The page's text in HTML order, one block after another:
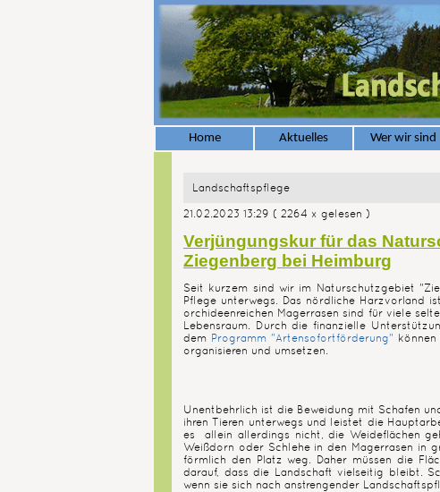
Home Aktuelles Wer wir sind
Landschaftspflege
21.02.2023 13:29 ( 2264 x gelesen )
Verjüngungskur für das
Ziegenberg bei Heimburg
Seit kurzem sind wir im Naturschutzgebiet
Pflege unterwegs. Das nördliche Harzvorland
orchideenreichen Magerrasen sind für viele
Lebensraum. Durch die finanzielle
dem Programm "Artensofortförderung"
organisieren und umsetzen.
Unentbehrlich ist die Beweidung mit Schafen
ihren Tieren unterwegs und leistet die
es allein allerdings nicht, die Weideflächen
Weißdorn oder Schlehe in den Magerrasen in
förmlich den Platz weg. Daher müssen die
darauf, dass die Landschaft vielseitig bleibt.
wenn sie sich nach anstrengender